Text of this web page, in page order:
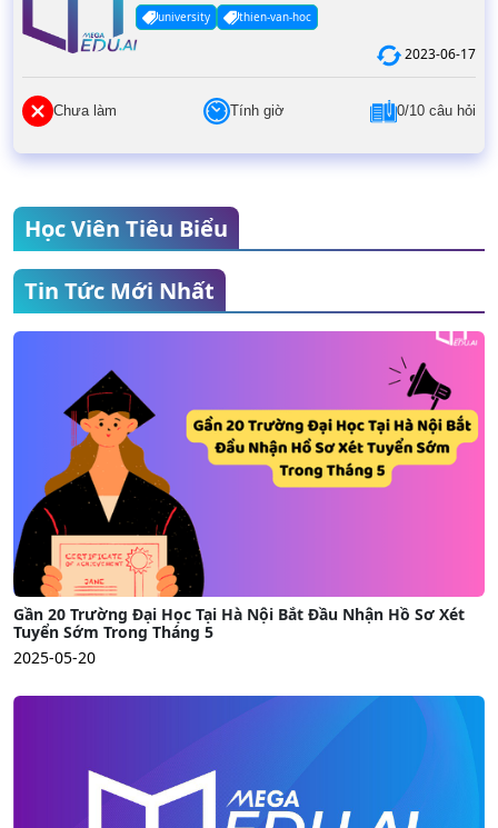
university thien-van-hoc
2023-06-17
Chưa làm Tính giờ 0/10 câu hỏi
Học Viên Tiêu Biểu
Nguyễn Thế Thái
THPT Yên Hoà
Điểm thi đánh giá năng lực: 119
Tin Tức Mới Nhất
Gần 20 Trường Đại Học Tại Hà Nội Bắt Đầu Nhận Hồ Sơ Xét
Tuyển Sớm Trong Tháng 5
2025-05-20